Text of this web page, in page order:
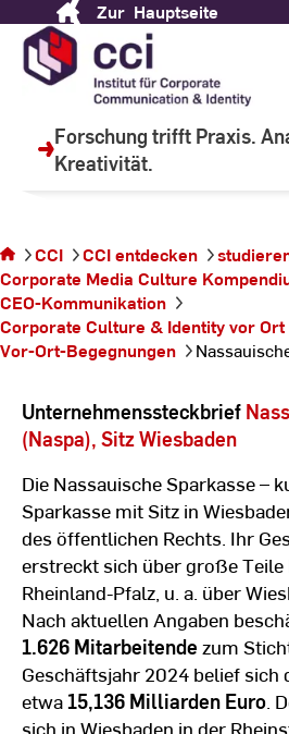
Content
Zur Hauptseite
Forschung trifft Praxis.
Kreativität.
Wir lehren, um zu
Sie befinden
sich auf der
Seite
Nassauische
Sparkasse
CCI CCI entdecken
Corporate Media Culture
CEO-Kommunikation
Corporate Culture & Identity vor Ort
Vor-Ort-Begegnungen
Unternehmenssteckbrief
(Naspa), Sitz Wiesbaden
Die Nassauische Sparkasse –
Sparkasse mit Sitz in
des öffentlichen Rechts. Ihr
erstreckt sich über große Teile
Rheinland-Pfalz, u. a. über
Nach aktuellen Angaben
1.626 Mitarbeitende zum
Geschäftsjahr 2024 belief sich
etwa15,136 Milliarden Euro.
sich in Wiesbaden in der